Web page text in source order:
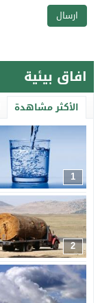
افاق بيئية
الأكثر مشاهدة
1
2